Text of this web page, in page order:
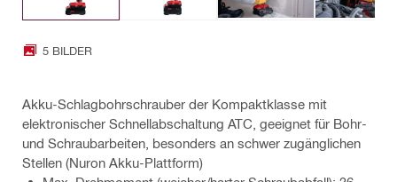
5 BILDER
Akku-Schlagbohrschrauber der Kompaktklasse mit
elektronischer Schnellabschaltung ATC, geeignet für Bohr-
und Schraubarbeiten, besonders an schwer zugänglichen
Stellen (Nuron Akku-Plattform)